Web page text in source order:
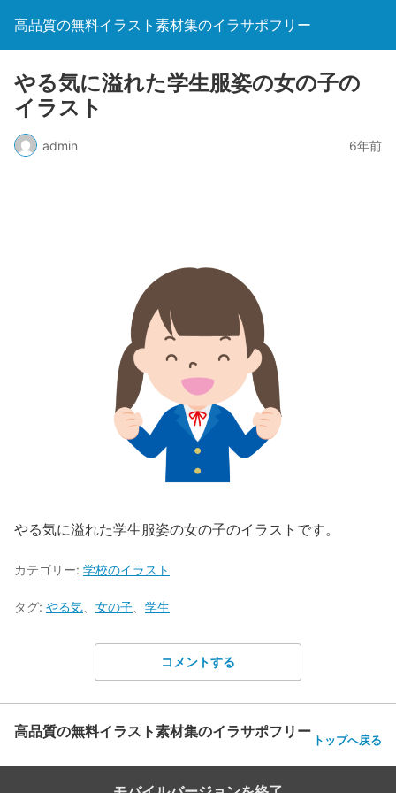
高品質の無料イラスト素材集のイラサポフリー
やる気に溢れた学生服姿の女の子の
イラスト
admin 6年前
やる気に溢れた学生服姿の女の子のイラストです。
カテゴリー: 学校のイラスト
タグ: やる気 女の子 学生
コメントする
高品質の無料イラスト素材集のイラサポフリー トップへ戻る